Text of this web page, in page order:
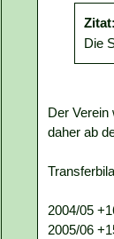
Zitat:
Die
Der Verein
daher ab
2004/05
2005/06